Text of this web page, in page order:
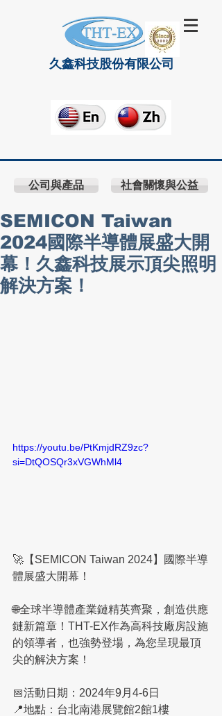
久鑫科技股份有限公司
公司與產品 社會關懷與公益
SEMICON Taiwan
2024國際半導體展盛大開
幕！久鑫科技展示頂尖照明
解決方案！
https://youtu.be/PtKmjdRZ9zc?
si=DtQOSQr3xVGWhMl4
🚀【SEMICON Taiwan 2024】國際半導
體展盛大開幕！
🌐全球半導體產業鏈精英齊聚，創造供應
鏈新篇章！THT-EX作為高科技廠房設施
的領導者，也強勢登場，為您呈現最頂
尖的解決方案！
📅活動日期：2024年9月4-6日
📍地點：台北南港展覽館2館1樓